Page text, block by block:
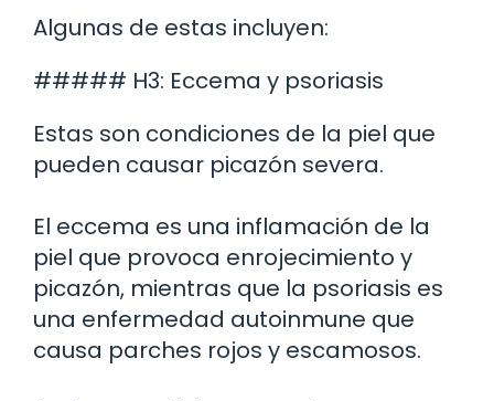
Algunas de estas incluyen:
##### H3: Eccema y psoriasis
Estas son condiciones de la piel que
pueden causar picazón severa.
El eccema es una inflamación de la
piel que provoca enrojecimiento y
picazón, mientras que la psoriasis es
una enfermedad autoinmune que
causa parches rojos y escamosos.